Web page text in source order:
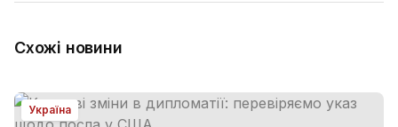
Схожі новини
Україна